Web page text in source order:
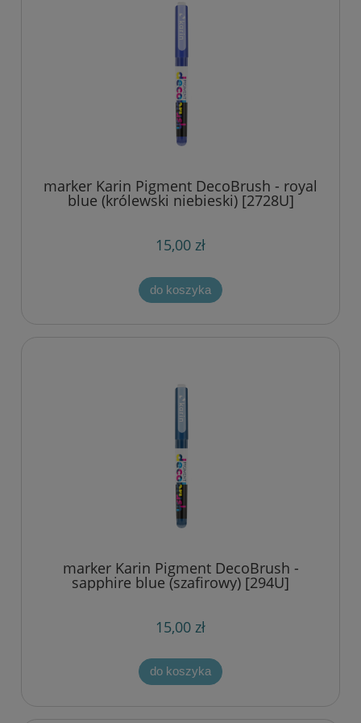
marker Karin Pigment DecoBrush - royal
blue (królewski niebieski) [2728U]
15,00 zł
do koszyka
marker Karin Pigment DecoBrush -
sapphire blue (szafirowy) [294U]
15,00 zł
do koszyka